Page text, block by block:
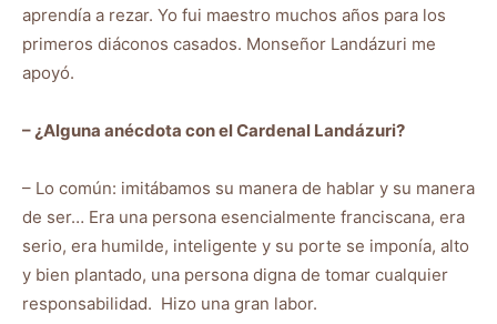
aprendía a rezar. Yo fui maestro muchos años para los
primeros diáconos casados. Monseñor Landázuri me
apoyó.
– ¿Alguna anécdota con el Cardenal Landázuri?
– Lo común: imitábamos su manera de hablar y su manera
de ser… Era una persona esencialmente franciscana, era
serio, era humilde, inteligente y su porte se imponía, alto
y bien plantado, una persona digna de tomar cualquier
responsabilidad. Hizo una gran labor.